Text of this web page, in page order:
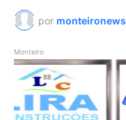
por monteironews
Monteiro